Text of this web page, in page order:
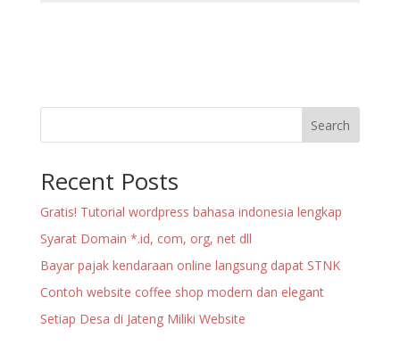
Search
Recent Posts
Gratis! Tutorial wordpress bahasa indonesia lengkap
Syarat Domain *.id, com, org, net dll
Bayar pajak kendaraan online langsung dapat STNK
Contoh website coffee shop modern dan elegant
Setiap Desa di Jateng Miliki Website